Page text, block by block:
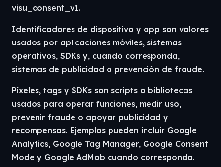
visu_consent_v1.
Identificadores de dispositivo y app son valores
usados por aplicaciones móviles, sistemas
operativos, SDKs y, cuando corresponda,
sistemas de publicidad o prevención de fraude.
Píxeles, tags y SDKs son scripts o bibliotecas
usados para operar funciones, medir uso,
prevenir fraude o apoyar publicidad y
recompensas. Ejemplos pueden incluir Google
Analytics, Google Tag Manager, Google Consent
Mode y Google AdMob cuando corresponda.